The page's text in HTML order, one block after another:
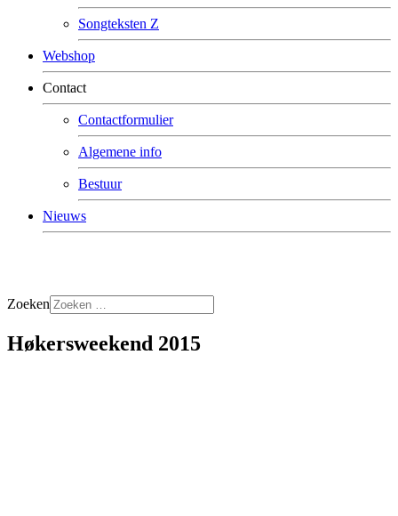
Songteksten Z
Webshop
Contact
Contactformulier
Algemene info
Bestuur
Nieuws
Zoeken
Høkersweekend 2015